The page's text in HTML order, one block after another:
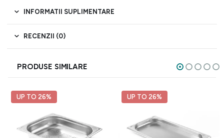
INFORMATII SUPLIMENTARE
RECENZII (0)
PRODUSE SIMILARE
UP TO 26% UP TO 26%